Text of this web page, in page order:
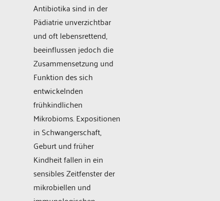
Antibiotika sind in der
Pädiatrie unverzichtbar
und oft lebensrettend,
beeinflussen jedoch die
Zusammensetzung und
Funktion des sich
entwickelnden
frühkindlichen
Mikrobioms. Expositionen
in Schwangerschaft,
Geburt und früher
Kindheit fallen in ein
sensibles Zeitfenster der
mikrobiellen und